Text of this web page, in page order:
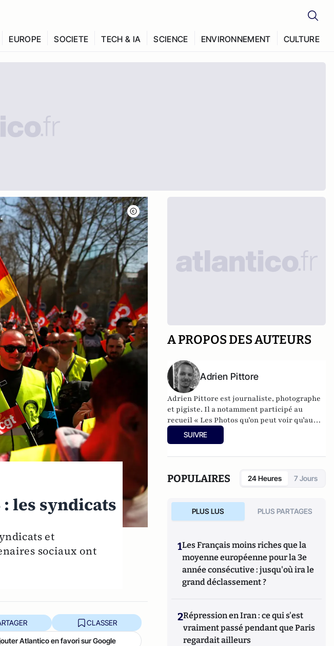
EUROPE SOCIETE TECH & IA SCIENCE ENVIRONNEMENT CULTURE
les syndicats
et
sociaux ont
CLASSER
Atlantico en favori sur Google
A PROPOS DES AUTEURS
Adrien Pittore
Adrien Pittore est journaliste, photographe
et pigiste. Il a notamment participé au
recueil « Les Photos qu’on peut voir qu’au
niveau district – Tome 2
novembre 2017 aux éditions Petit à Petit.
SUIVRE
POPULAIRES 24 Heures 7 Jours
PLUS LUS PLUS PARTAGES
1Les Français moins riches que la
moyenne européenne pour la 3e
année consécutive : jusqu'où ira le
grand déclassement ?
2Répression en Iran : ce qui s'est
vraiment passé pendant que Paris
regardait ailleurs